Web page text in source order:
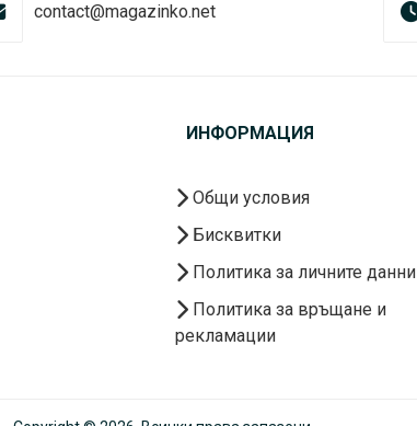
contact@magazinko.net
ИНФОРМАЦИЯ
Общи условия
Бисквитки
Политика за личните данни
Политика за връщане и
рекламации